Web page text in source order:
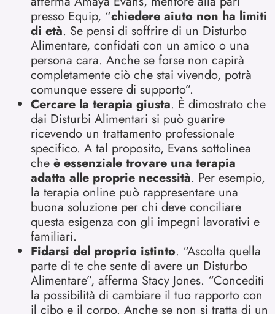
presso Equip, “chiedere aiuto non ha limiti
di età. Se pensi di soffrire di un Disturbo
Alimentare, confidati con un amico o una
persona cara. Anche se forse non capirà
completamente ciò che stai vivendo, potrà
comunque essere di supporto”.
Cercare la terapia giusta. È dimostrato che
dai Disturbi Alimentari si può guarire
ricevendo un trattamento professionale
specifico. A tal proposito, Evans sottolinea
che è essenziale trovare una terapia
adatta alle proprie necessità. Per esempio,
la terapia online può rappresentare una
buona soluzione per chi deve conciliare
questa esigenza con gli impegni lavorativi e
familiari.
Fidarsi del proprio istinto. “Ascolta quella
parte di te che sente di avere un Disturbo
Alimentare”, afferma Stacy Jones. “Concediti
la possibilità di cambiare il tuo rapporto con
il cibo e il corpo. Anche se non si tratta di un